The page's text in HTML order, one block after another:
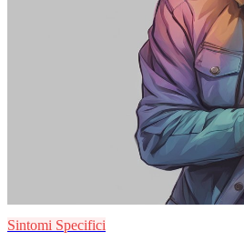
Sintomi Specifici